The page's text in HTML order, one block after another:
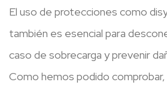
El uso de protecciones como
también es esencial para
caso de sobrecarga y prevenir
Como hemos podido